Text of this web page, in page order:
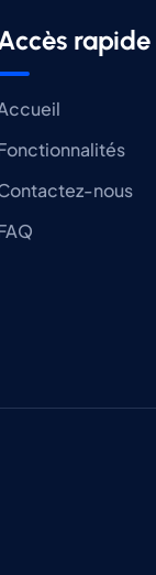
rapide
nous